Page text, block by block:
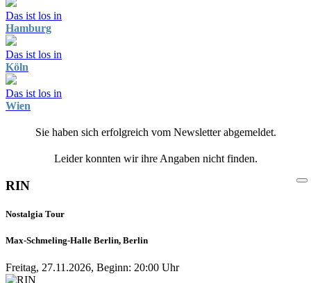
Das ist los in
Hamburg
Das ist los in
Köln
Das ist los in
Wien
Sie haben sich erfolgreich vom Newsletter abgemeldet.
Leider konnten wir ihre Angaben nicht finden.
RIN
Nostalgia Tour
Max-Schmeling-Halle Berlin, Berlin
Freitag, 27.11.2026, Beginn: 20:00 Uhr